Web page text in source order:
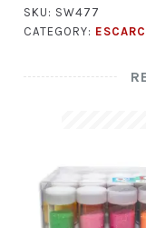
SKU: SW477
CATEGORY: